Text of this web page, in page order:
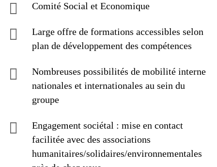
Comité Social et Economique
Large offre de formations accessibles selon
plan de développement des compétences
Nombreuses possibilités de mobilité interne
nationales et internationales au sein du
groupe
Engagement sociétal : mise en contact
facilitée avec des associations
humanitaires/solidaires/environnementales